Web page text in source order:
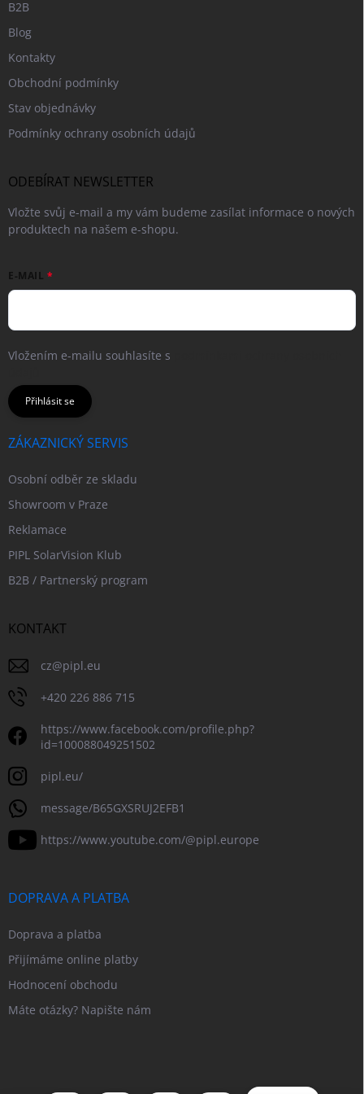
B2B
Blog
Kontakty
Obchodní podmínky
Stav objednávky
Podmínky ochrany osobních údajů
ODEBÍRAT NEWSLETTER
Vložte svůj e-mail a my vám budeme zasílat informace o nových
produktech na našem e-shopu.
E-MAIL
Vložením e-mailu souhlasíte s
Přihlásit se
ZÁKAZNICKÝ SERVIS
Osobní odběr ze skladu
Showroom v Praze
Reklamace
PIPL SolarVision Klub
B2B / Partnerský program
KONTAKT
cz@pipl.eu
+420 226 886 715
https://www.facebook.com/profile.php?
id=100088049251502
pipl.eu/
message/B65GXSRUJ2EFB1
https://www.youtube.com/@pipl.europe
DOPRAVA A PLATBA
Doprava a platba
Přijímáme online platby
Hodnocení obchodu
Máte otázky? Napište nám